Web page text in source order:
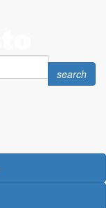
Search
search